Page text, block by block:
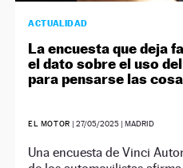
ACTUALIDAD
La encuesta que deja
el dato sobre el uso
para pensarse las
EL MOTOR | 27/05/2025| MADRID
Una encuesta de Vinci